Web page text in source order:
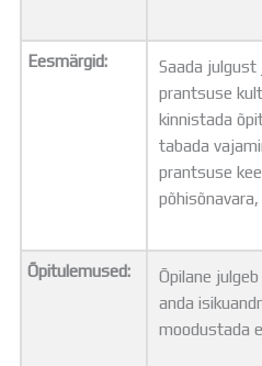
Vilistlastele
Toitlustamine
Virtuaaltuur
Õpilasesindus
Kontaktid
Tööpakkumised
Eesmärgid:
Saada
prantsuse
kinnistada
tabada
prantsuse
Õpitulemused:
Õpilane
anda
moodustada